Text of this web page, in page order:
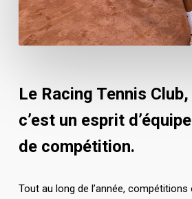
Le Racing Tennis Club,
c’est un esprit
de compétition.
Tout au long de l’année,